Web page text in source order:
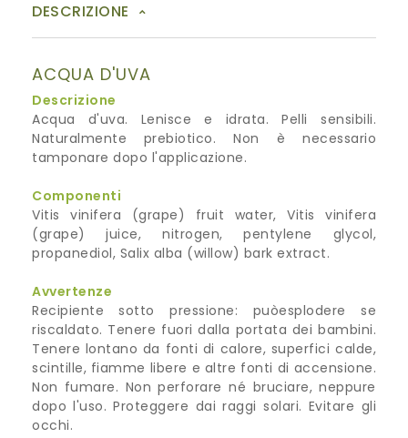
DESCRIZIONE
ACQUA D'UVA
Descrizione
Acqua d'uva. Lenisce e idrata. Pelli sensibili.
Naturalmente prebiotico. Non è necessario
tamponare dopo l'applicazione.
Componenti
Vitis vinifera (grape) fruit water, Vitis vinifera
(grape) juice, nitrogen, pentylene glycol,
propanediol, Salix alba (willow) bark extract.
Avvertenze
Recipiente sotto pressione: puòesplodere se
riscaldato. Tenere fuori dalla portata dei bambini.
Tenere lontano da fonti di calore, superfici calde,
scintille, fiamme libere e altre fonti di accensione.
Non fumare. Non perforare né bruciare, neppure
dopo l'uso. Proteggere dai raggi solari. Evitare gli
occhi.